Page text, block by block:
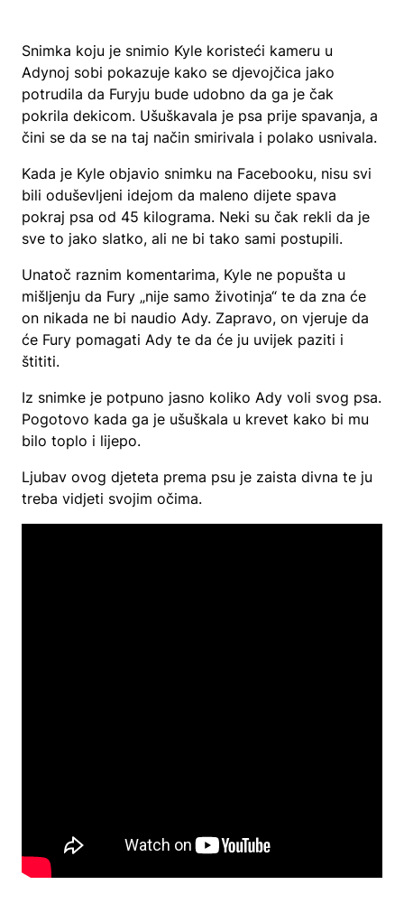
Snimka koju je snimio Kyle koristeći kameru u
Adynoj sobi pokazuje kako se djevojčica jako
potrudila da Furyju bude udobno da ga je čak
pokrila dekicom. Ušuškavala je psa prije spavanja, a
čini se da se na taj način smirivala i polako usnivala.
Kada je Kyle objavio snimku na Facebooku, nisu svi
bili oduševljeni idejom da maleno dijete spava
pokraj psa od 45 kilograma. Neki su čak rekli da je
sve to jako slatko, ali ne bi tako sami postupili.
Unatoč raznim komentarima, Kyle ne popušta u
mišljenju da Fury „nije samo životinja“ te da zna će
on nikada ne bi naudio Ady. Zapravo, on vjeruje da
će Fury pomagati Ady te da će ju uvijek paziti i
štititi.
Iz snimke je potpuno jasno koliko Ady voli svog psa.
Pogotovo kada ga je ušuškala u krevet kako bi mu
bilo toplo i lijepo.
Ljubav ovog djeteta prema psu je zaista divna te ju
treba vidjeti svojim očima.